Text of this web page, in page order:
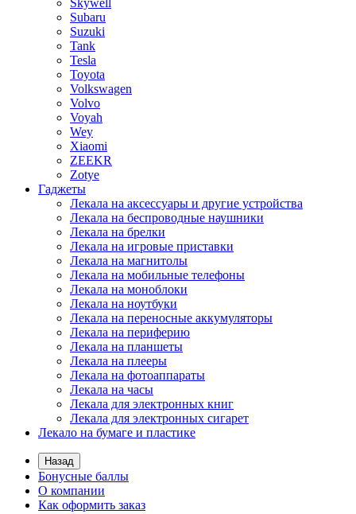
Skywell
Subaru
Suzuki
Tank
Tesla
Toyota
Volkswagen
Volvo
Voyah
Wey
Xiaomi
ZEEKR
Zotye
Гаджеты
Лекала на аксессуары и другие устройства
Лекала на беспроводные наушники
Лекала на брелки
Лекала на игровые приставки
Лекала на магнитолы
Лекала на мобильные телефоны
Лекала на моноблоки
Лекала на ноутбуки
Лекала на переносные аккумуляторы
Лекала на периферию
Лекала на планшеты
Лекала на плееры
Лекала на фотоаппараты
Лекала на часы
Лекала для электронных книг
Лекала для электронных сигарет
Лекало на бумаге и пластике
Назад
Бонусные баллы
О компании
Как оформить заказ